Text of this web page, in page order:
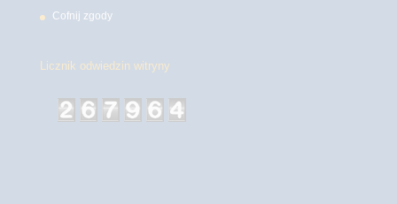
Cofnij zgody
Licznik odwiedzin witryny